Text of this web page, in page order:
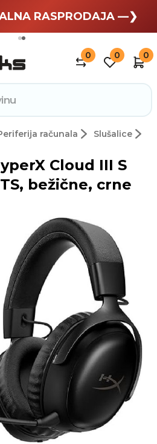
odmor —❯
RASPRODAJA —❯
0 0 0
računala Slušalice
Cloud III S
bežične, crne